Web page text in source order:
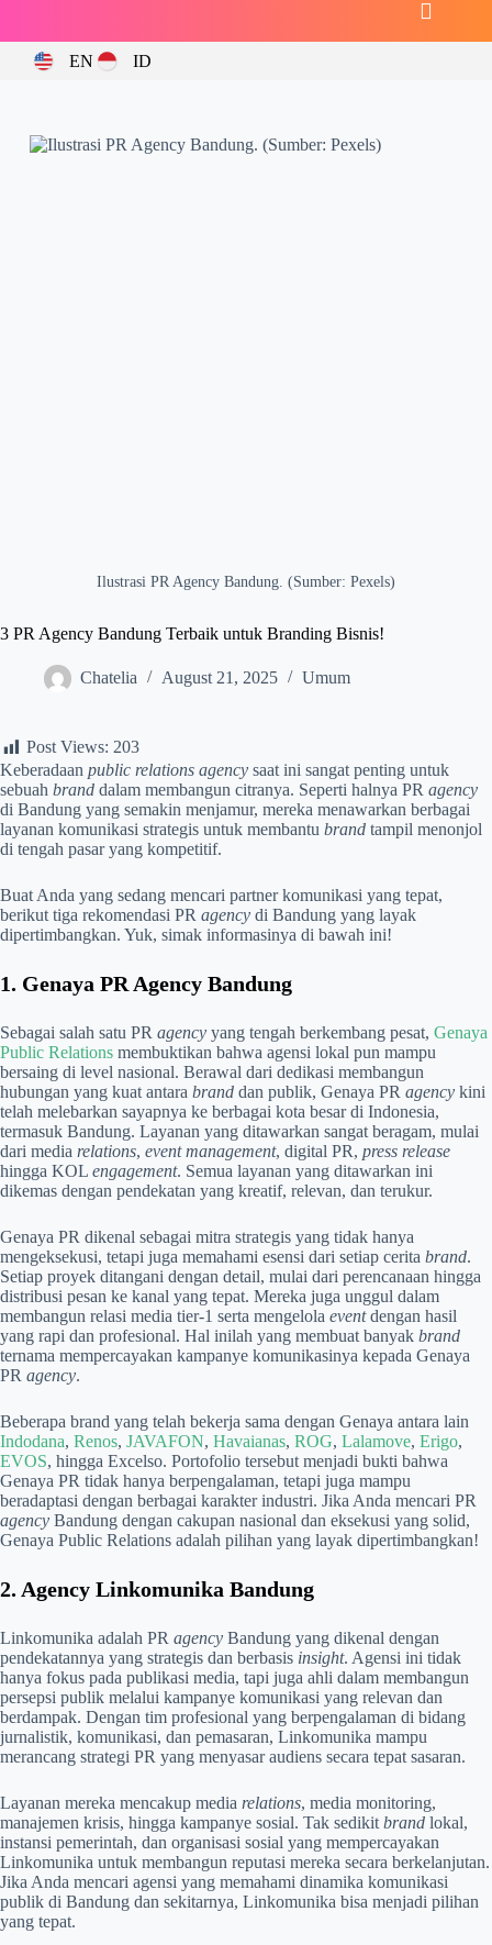
EN ID
Ilustrasi PR Agency Bandung. (Sumber: Pexels)
3 PR Agency Bandung Terbaik untuk Branding Bisnis!
Chatelia August 21, 2025 Umum
Post Views: 203
Keberadaan public relations agency saat ini sangat penting untuk
sebuah brand dalam membangun citranya. Seperti halnya PR agency
di Bandung yang semakin menjamur, mereka menawarkan berbagai
layanan komunikasi strategis untuk membantu brand tampil menonjol
di tengah pasar yang kompetitif.
Buat Anda yang sedang mencari partner komunikasi yang tepat,
berikut tiga rekomendasi PR agency di Bandung yang layak
dipertimbangkan. Yuk, simak informasinya di bawah ini!
1. Genaya PR Agency Bandung
Sebagai salah satu PR agency yang tengah berkembang pesat, Genaya
Public Relations membuktikan bahwa agensi lokal pun mampu
bersaing di level nasional. Berawal dari dedikasi membangun
hubungan yang kuat antara brand dan publik, Genaya PR agency kini
telah melebarkan sayapnya ke berbagai kota besar di Indonesia,
termasuk Bandung. Layanan yang ditawarkan sangat beragam, mulai
dari media relations, event management, digital PR, press release
hingga KOL engagement. Semua layanan yang ditawarkan ini
dikemas dengan pendekatan yang kreatif, relevan, dan terukur.
Genaya PR dikenal sebagai mitra strategis yang tidak hanya
mengeksekusi, tetapi juga memahami esensi dari setiap cerita brand.
Setiap proyek ditangani dengan detail, mulai dari perencanaan hingga
distribusi pesan ke kanal yang tepat. Mereka juga unggul dalam
membangun relasi media tier-1 serta mengelola eventdengan hasil
yang rapi dan profesional. Hal inilah yang membuat banyak brand
ternama mempercayakan kampanye komunikasinya kepada Genaya
PR agency.
Beberapa brand yang telah bekerja sama dengan Genaya antara lain
Indodana, Renos, JAVAFON, Havaianas, ROG, Lalamove, Erigo,
EVOS, hingga Excelso. Portofolio tersebut menjadi bukti bahwa
Genaya PR tidak hanya berpengalaman, tetapi juga mampu
beradaptasi dengan berbagai karakter industri. Jika Anda mencari PR
agency Bandung dengan cakupan nasional dan eksekusi yang solid,
Genaya Public Relations adalah pilihan yang layak dipertimbangkan!
2. Agency Linkomunika Bandung
Linkomunika adalah PR agency Bandung yang dikenal dengan
pendekatannya yang strategis dan berbasis insight. Agensi ini tidak
hanya fokus pada publikasi media, tapi juga ahli dalam membangun
persepsi publik melalui kampanye komunikasi yang relevan dan
berdampak. Dengan tim profesional yang berpengalaman di bidang
jurnalistik, komunikasi, dan pemasaran, Linkomunika mampu
merancang strategi PR yang menyasar audiens secara tepat sasaran.
Layanan mereka mencakup media relations, media monitoring,
manajemen krisis, hingga kampanye sosial. Tak sedikit brand lokal,
instansi pemerintah, dan organisasi sosial yang mempercayakan
Linkomunika untuk membangun reputasi mereka secara berkelanjutan.
Jika Anda mencari agensi yang memahami dinamika komunikasi
publik di Bandung dan sekitarnya, Linkomunika bisa menjadi pilihan
yang tepat.